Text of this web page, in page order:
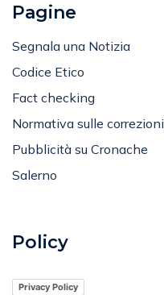
Pagine
Segnala una Notizia
Codice Etico
Fact checking
Normativa sulle correzioni
Pubblicità su Cronache
Salerno
Policy
Privacy Policy